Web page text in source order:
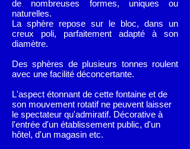
de nombreuses formes, uniques ou
naturelles.
La sphère repose sur le bloc, dans un
creux poli, parfaitement adapté à son
diamètre.
Des sphères de plusieurs tonnes roulent
avec une facilité déconcertante.
L'aspect étonnant de cette fontaine et de
son mouvement rotatif ne peuvent laisser
le spectateur qu'admiratif. Décorative à
l'entrée d'un établissement public, d'un
hôtel, d'un magasin etc.